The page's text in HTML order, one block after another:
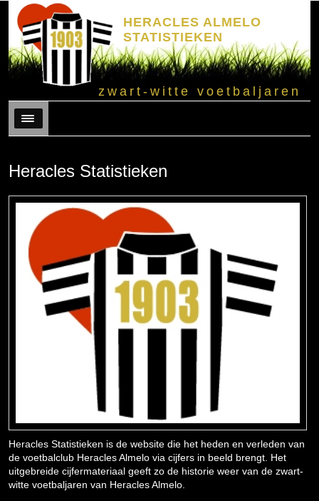
HERACLES ALMELO
STATISTIEKEN
zwart-witte voetbaljaren
Menu
Heracles Statistieken
Heracles Statistieken is de website die het heden en verleden van
de voetbalclub Heracles Almelo via cijfers in beeld brengt. Het
uitgebreide cijfermateriaal geeft zo de historie weer van de zwart-
witte voetbaljaren van Heracles Almelo.